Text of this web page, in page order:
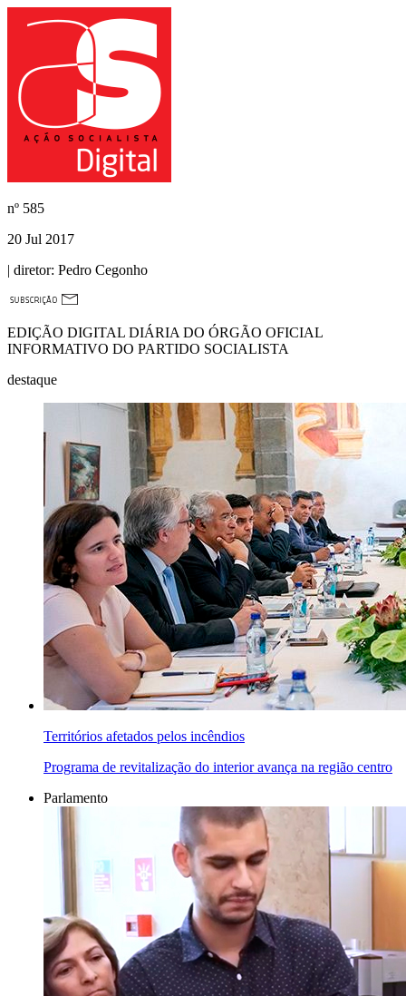
nº 585
20 Jul 2017
| diretor: Pedro Cegonho
EDIÇÃO DIGITAL DIÁRIA DO ÓRGÃO OFICIAL
INFORMATIVO DO PARTIDO SOCIALISTA
destaque
Territórios afetados pelos incêndios
Programa de revitalização do interior avança na região centro
Parlamento